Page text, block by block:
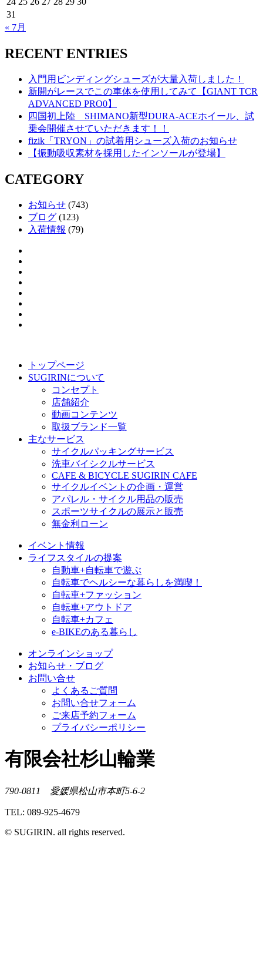
31
« 7月
RECENT ENTRIES
入門用ビンディングシューズが大量入荷しました！
新開がレースでこの車体を使用してみて【GIANT TCR
ADVANCED PRO0】
四国初上陸 SHIMANO新型DURA-ACEホイール、試
乗会開催させていただきます！！
fizik「TRYON」の試着用シューズ入荷のお知らせ
【振動吸収素材を採用したインソールが登場】
CATEGORY
お知らせ (743)
ブログ (123)
入荷情報 (79)
トップページ
SUGIRINについて
コンセプト
店舗紹介
動画コンテンツ
取扱ブランド一覧
主なサービス
サイクルパッキングサービス
洗車バイシクルサービス
CAFE & BICYCLE SUGIRIN CAFE
サイクルイベントの企画・運営
アパレル・サイクル用品の販売
スポーツサイクルの展示と販売
無金利ローン
イベント情報
ライフスタイルの提案
自動車+自転車で遊ぶ
自転車でヘルシーな暮らしを満喫！
自転車+ファッション
自転車+アウトドア
自転車+カフェ
e-BIKEのある暮らし
オンラインショップ
お知らせ・ブログ
お問い合せ
よくあるご質問
お問い合せフォーム
ご来店予約フォーム
プライバシーポリシー
有限会社杉山輪業
790-0811 愛媛県松山市本町5-6-2
TEL: 089-925-4679
© SUGIRIN. all rights reserved.